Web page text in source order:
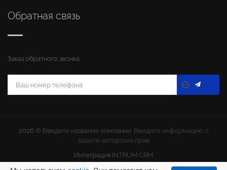
Обратная связь
Заказ обратного звонка
2026 © Введите название компании. Введите информацию о
защите авторских прав
Интеграция INTRUM CRM